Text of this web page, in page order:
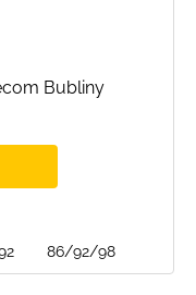
Bubliny
86/92/98